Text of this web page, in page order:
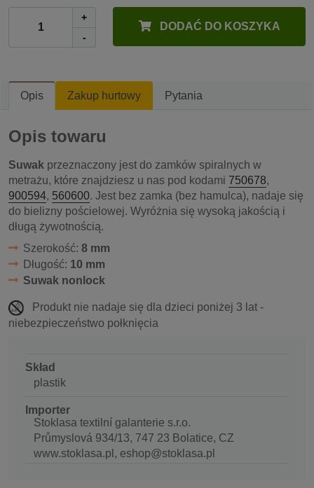
+
-
DODAĆ DO KOSZYKA
Opis Zakup hurtowy Pytania
Opis towaru
Suwak przeznaczony jest do zamków spiralnych w
metrażu, które znajdziesz u nas pod kodami 750678,
900594, 560600. Jest bez zamka (bez hamulca), nadaje się
do bielizny pościelowej. Wyróżnia się wysoką jakością i
długą żywotnością.
Szerokość: 8 mm
Długość: 10 mm
Suwak nonlock
Produkt nie nadaje się dla dzieci poniżej 3 lat -
niebezpieczeństwo połknięcia
Skład
plastik
Importer
Stoklasa textilní galanterie s.r.o.
Průmyslová 934/13, 747 23 Bolatice, CZ
www.stoklasa.pl, eshop@stoklasa.pl